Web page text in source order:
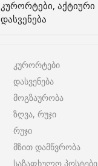
ᲙᲣᲠᲝᲠᲢᲔᲑᲘ, ᲐᲥᲢᲘᲣᲠᲘ
ᲓᲐᲡᲕᲔᲜᲔᲑᲐ
კურორტები
დასვენება
მოგზაურობა
ზღვა, რუჯი
რუჯი
მზით დამწვრობა
საზაფხულო პოსტები